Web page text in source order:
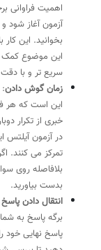
اهمیت فراوانی
آزمون آغاز شود
بخوانید. این
این موضوع کمک
سریع تر و با
زمان گوش دادن:
این است که هر
خبری از تکرار
در آزمون
تمرکز می کنند.
بلافاصله روی
بدست بیاورید.
انتقال دادن
برگه پاسخ به
پاسخ نهایی خود